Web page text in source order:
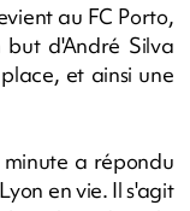
au FC Porto,
d'André Silva
et ainsi une
a répondu
en vie. Il s'agit